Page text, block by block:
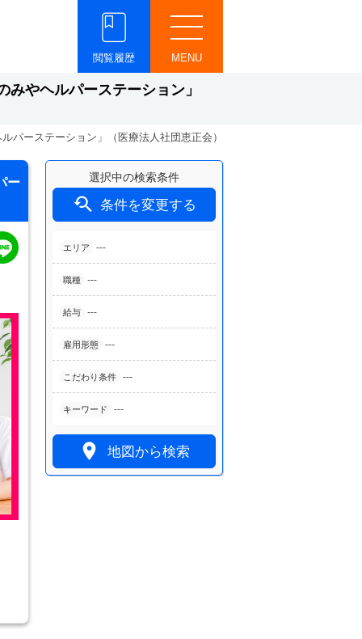
MENU
閲覧履歴
やヘルパーステーション」
パーステーション」（医療法人社団恵正会）
選択中の検索条件
 条件を変更する
エリア ---
職種 ---
給与 ---
雇用形態 ---
こだわり条件 ---
キーワード ---
 地図から検索
ー